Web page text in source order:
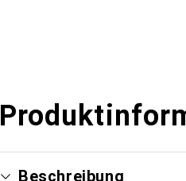
Beschreibung